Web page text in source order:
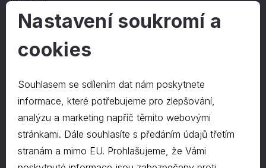
Ochrana osobních údajů
O společnosti
Kontakt
O nás
Kontakty
Nastavení soukromí a
cookies
Souhlasem se sdílením dat nám poskytnete
informace, které potřebujeme pro zlepšování,
analýzu a marketing napříč těmito webovými
stránkami. Dále souhlasíte s předáním údajů třetím
stranám a mimo EU. Prohlašujeme, že Vámi